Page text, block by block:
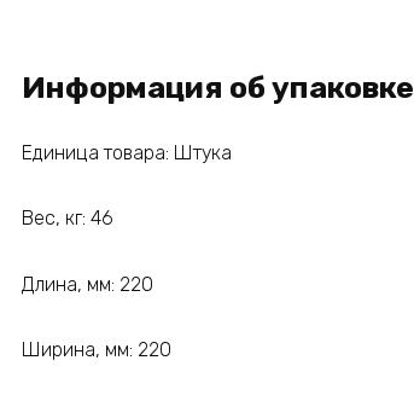
Информация об упаковке
Единица товара: Штука
Вес, кг: 46
Длина, мм: 220
Ширина, мм: 220